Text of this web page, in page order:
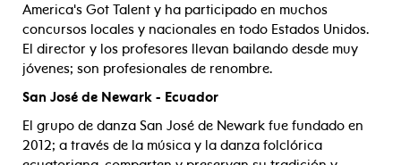
America's Got Talent y ha participado en muchos
concursos locales y nacionales en todo Estados Unidos.
El director y los profesores llevan bailando desde muy
jóvenes; son profesionales de renombre.
San José de Newark - Ecuador
El grupo de danza San José de Newark fue fundado en
2012; a través de la música y la danza folclórica